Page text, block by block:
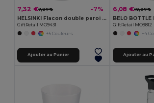
7,32 €7,87 € -7%
HELSINKI Flacon double paroi 500 ml
GiftRetail MO9431
+5 Couleurs
Ajouter au Panier
6,08 €10,07 €
GiftRetail MO9812
+4
Ajouter au